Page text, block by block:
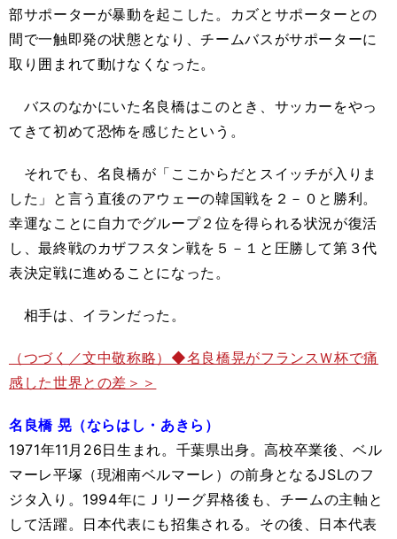
部サポーターが暴動を起こした。カズとサポーターとの
間で一触即発の状態となり、チームバスがサポーターに
取り囲まれて動けなくなった。
バスのなかにいた名良橋はこのとき、サッカーをやっ
てきて初めて恐怖を感じたという。
それでも、名良橋が「ここからだとスイッチが入りま
した」と言う直後のアウェーの韓国戦を２－０と勝利。
幸運なことに自力でグループ２位を得られる状況が復活
し、最終戦のカザフスタン戦を５－１と圧勝して第３代
表決定戦に進めることになった。
相手は、イランだった。
（つづく／文中敬称略）◆名良橋晃がフランスＷ杯で痛
感した世界との差＞＞
名良橋 晃（ならはし・あきら）
1971年11月26日生まれ。千葉県出身。高校卒業後、ベル
マーレ平塚（現湘南ベルマーレ）の前身となるJSLのフ
ジタ入り。1994年にＪリーグ昇格後も、チームの主軸と
して活躍。日本代表にも招集される。その後、日本代表